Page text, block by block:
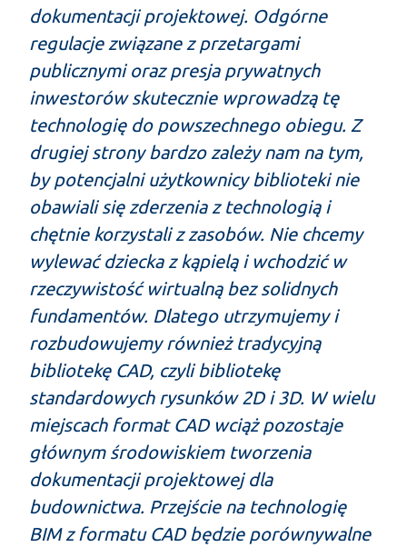
dokumentacji projektowej. Odgórne
regulacje związane z przetargami
publicznymi oraz presja prywatnych
inwestorów skutecznie wprowadzą tę
technologię do powszechnego obiegu. Z
drugiej strony bardzo zależy nam na tym,
by potencjalni użytkownicy biblioteki nie
obawiali się zderzenia z technologią i
chętnie korzystali z zasobów. Nie chcemy
wylewać dziecka z kąpielą i wchodzić w
rzeczywistość wirtualną bez solidnych
fundamentów. Dlatego utrzymujemy i
rozbudowujemy również tradycyjną
bibliotekę CAD, czyli bibliotekę
standardowych rysunków 2D i 3D. W wielu
miejscach format CAD wciąż pozostaje
głównym środowiskiem tworzenia
dokumentacji projektowej dla
budownictwa. Przejście na technologię
BIM z formatu CAD będzie porównywalne